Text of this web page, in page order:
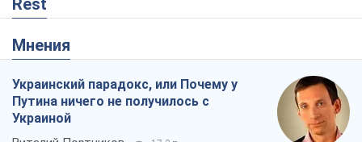
Rest
Мнения
Украинский парадокс, или Почему у
Путина ничего не получилось с
Украиной